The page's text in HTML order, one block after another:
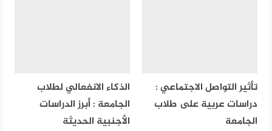
تأثير التواصل الاجتماعي :
دراسات عربية على طلاب
الجامعة
الذكاء الانفعالي لطلاب
الجامعة : أبرز الدراسات
الأجنبية الحديثة